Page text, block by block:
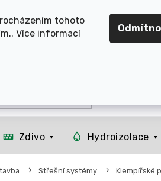
tohoto
Více informací
BRNO, PARDUBICE,
Zdivo Hydroizolace
Střešní systémy Klempířské